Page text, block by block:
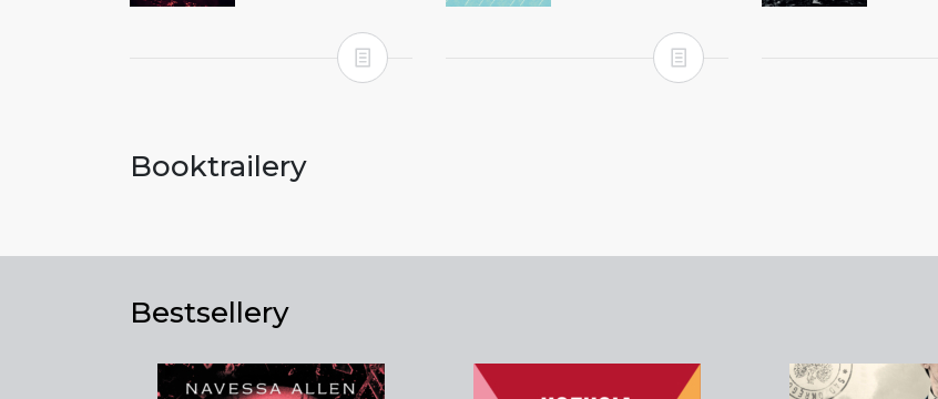
Booktrailery
Bestsellery